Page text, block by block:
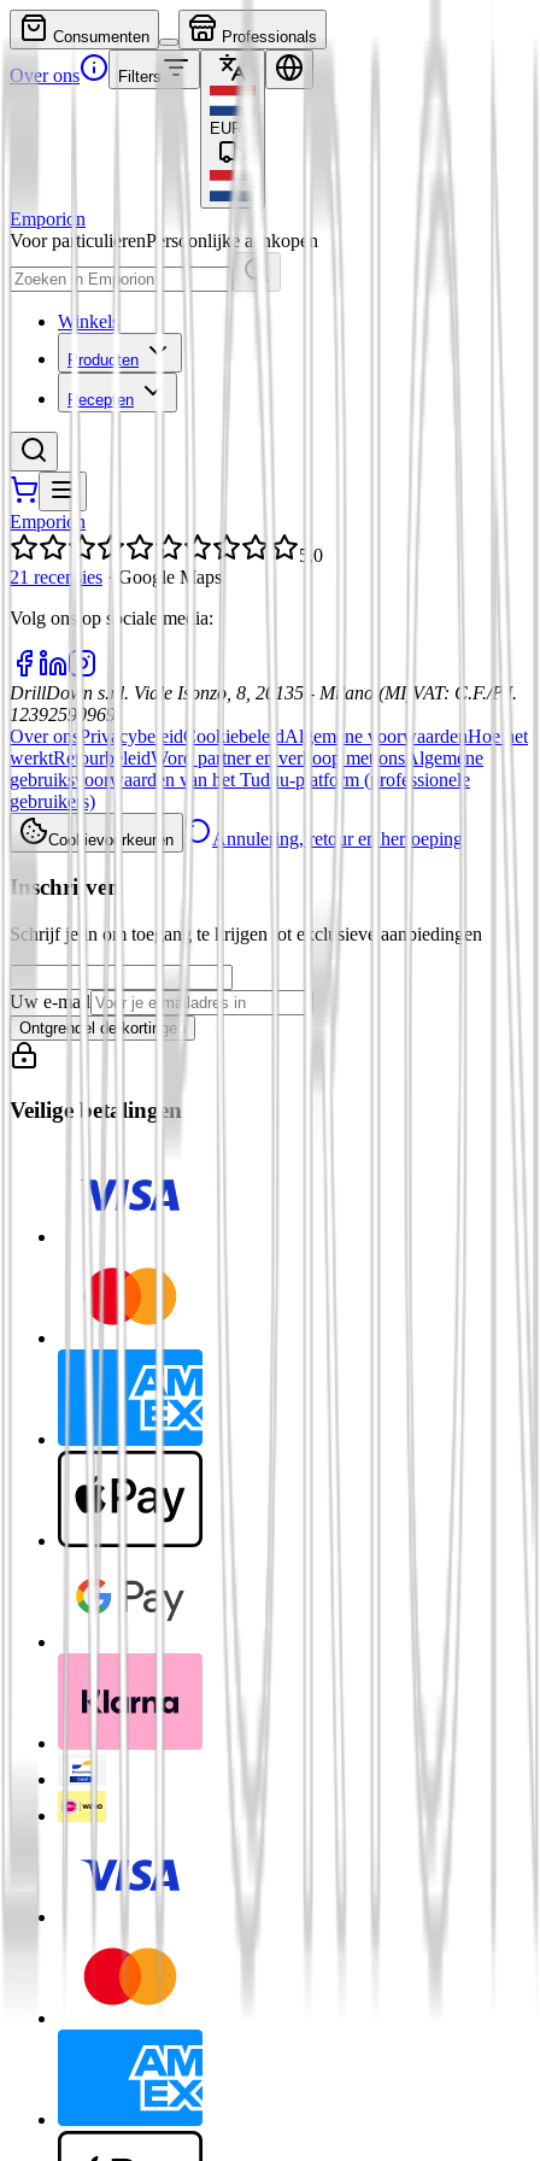
Consumenten Professionals
Over ons Filters
EUR
Emporion
Voor particulierenPersoonlijke aankopen
Winkels
Producten
Recepten
Emporion
5,0
21 recensies · Google Maps
Volg ons op sociale media:
DrillDown s.r.l. Viale Isonzo, 8, 20135 - Milano (MI) VAT: C.F./P.I.
12392590969
Over ons PrivacybeleidCookiebeleidAlgemene voorwaardenHoe het
werktRetourbeleidWord partner en verkoop met ons Algemene
gebruiksvoorwaarden van het Tuduu-platform (professionele
gebruikers)
Cookievoorkeuren Annulering, retour en herroeping
Inschrijven
Schrijf je in om toegang te krijgen tot exclusieve aanbiedingen
Uw e-mail
Ontgrendel de kortingen
Veilige betalingen